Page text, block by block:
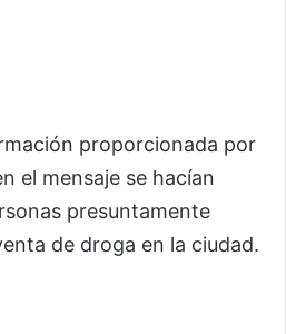
proporcionada por
el mensaje se hacían
presuntamente
de droga en la ciudad.